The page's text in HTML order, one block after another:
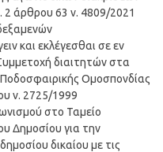
2 άρθρου 63 ν. 4809/2021
και εκλέγεσθαι σε εν
διαιτητών στα
Ομοσπονδίας
ν. 2725/1999
στο Ταμείο
Δημοσίου για την
δικαίου με τις